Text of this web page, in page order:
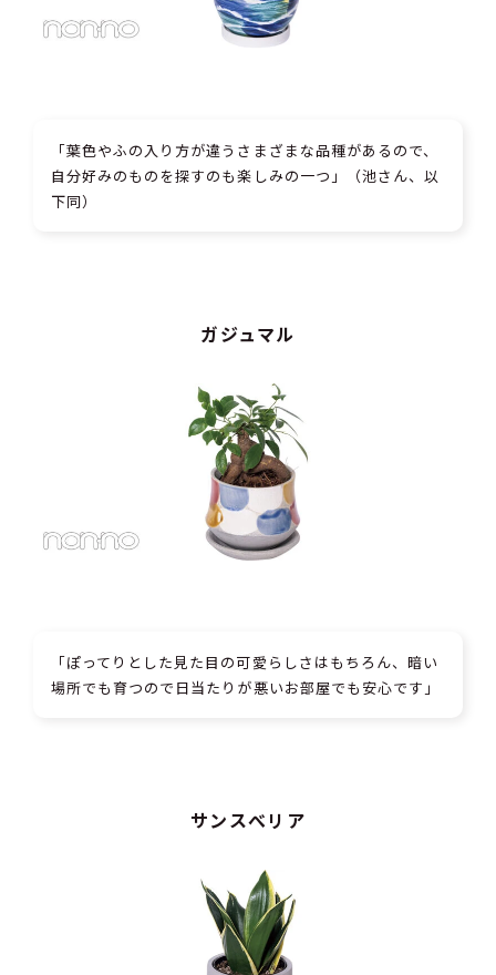
「葉色やふの入り方が違うさまざまな品種があるので、
自分好みのものを探すのも楽しみの一つ」（池さん、以
下同）
ガジュマル
「ぽってりとした見た目の可愛らしさはもちろん、暗い
場所でも育つので日当たりが悪いお部屋でも安心です」
サンスべリア